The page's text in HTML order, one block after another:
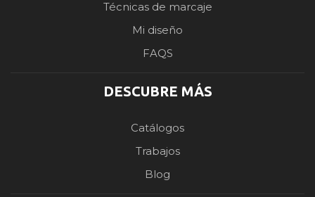
Técnicas de marcaje
Mi diseño
FAQS
DESCUBRE MÁS
Catálogos
Trabajos
Blog